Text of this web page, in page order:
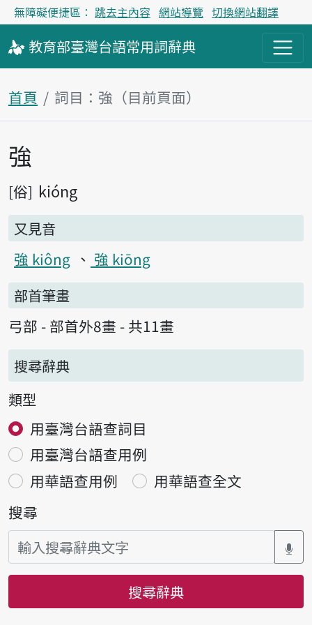
無障礙便捷區： 跳去主內容 網站導覽 切換網站翻譯
教育部臺灣台語常用詞辭典
首頁 詞目：強（目前頁面）
主內容區塊
強
俗 kióng
又見音
強 kiông
強 kiōng
部首筆畫
弓部 - 部首外8畫 - 共11畫
搜尋辭典
類型
用臺灣台語查詞目
用臺灣台語查用例
用華語查用例
用華語查全文
搜尋
搜尋辭典